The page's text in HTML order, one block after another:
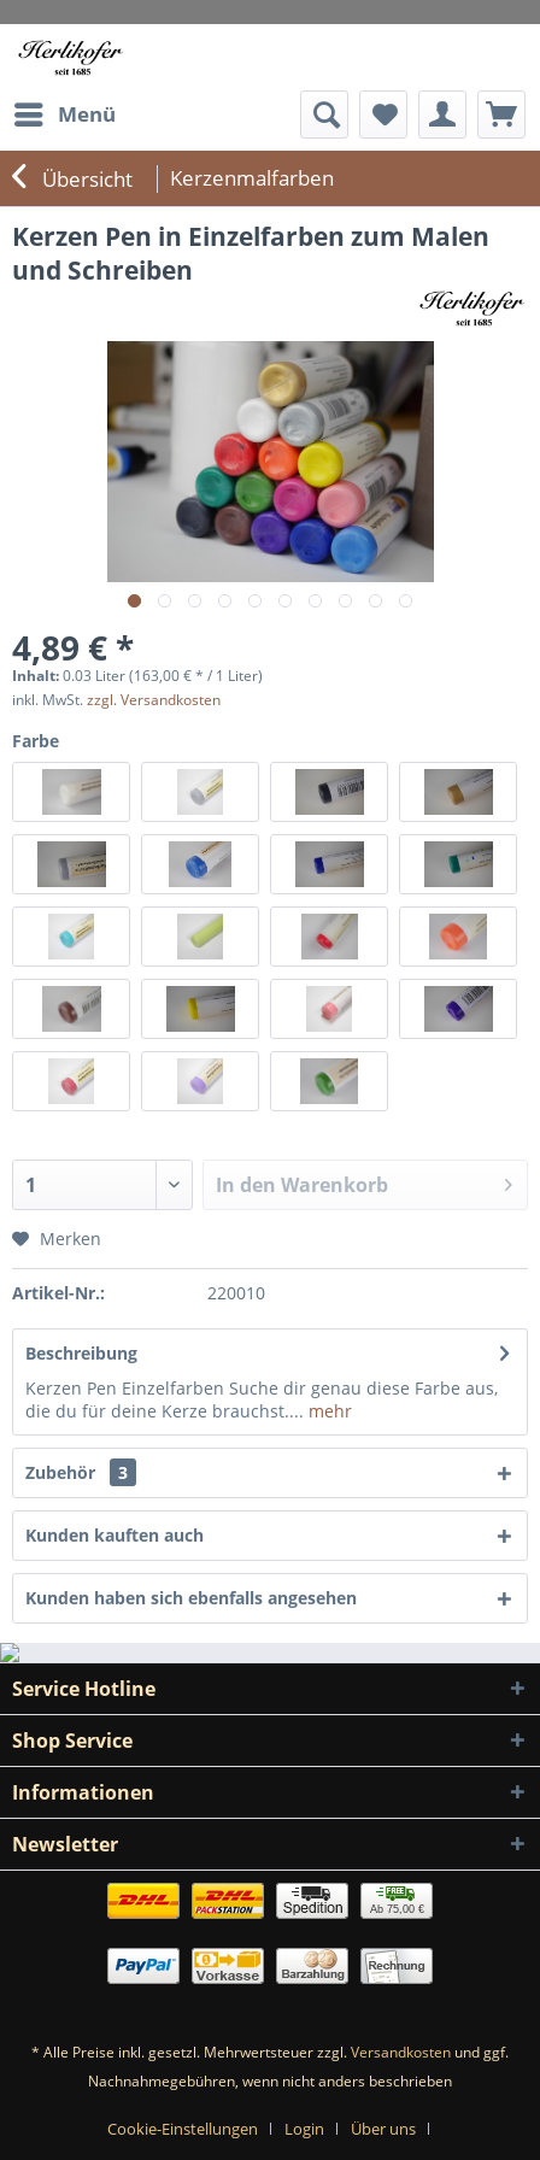
Menü
Übersicht Kerzenmalfarben
Kerzen Pen in Einzelfarben zum Malen
und Schreiben
4,89 € *
Inhalt:0.03 Liter (163,00 € * / 1 Liter)
inkl. MwSt.zzgl. Versandkosten
Farbe
In den Warenkorb
Merken
Artikel-Nr.: 220010
Beschreibung
Kerzen Pen Einzelfarben Suche dir genau diese Farbe aus,
die du für deine Kerze brauchst.... mehr
Zubehör 3
Kunden kauften auch
Kunden haben sich ebenfalls angesehen
Service Hotline
Shop Service
Informationen
Newsletter
Ab 75,00 €
* Alle Preise inkl. gesetzl. Mehrwertsteuer zzgl.Versandkosten und ggf.
Nachnahmegebühren, wenn nicht anders beschrieben
Cookie-Einstellungen Login
Über uns